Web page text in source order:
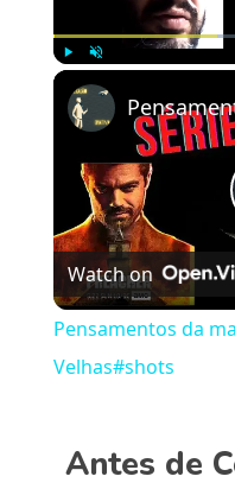
Watch on
Pensamentos da
Velhas#shots
Antes de